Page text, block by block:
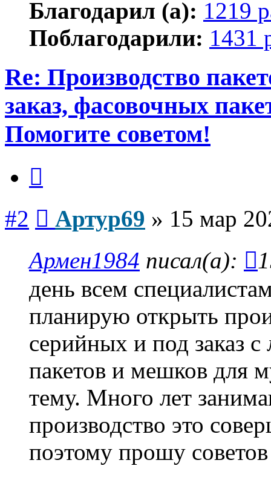
Благодарил (а): 1219
Поблагодарили: 1431
Re: Производство
заказ, фасовочных
Помогите советом!
#2 Артур69 » 15 мар
Армен1984 писал(а):
день всем
планирую открыть
серийных и под заказ
пакетов и мешков для
тему. Много лет
производство это
поэтому прошу